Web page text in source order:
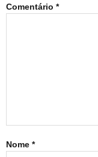
Comentário *
Nome *